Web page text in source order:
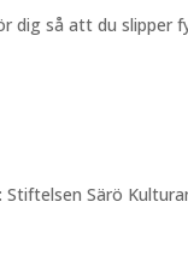
dig så att du slipper
Särö